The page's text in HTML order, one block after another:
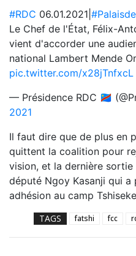
#RDC 06.01.2021|
Le Chef de l'État, Félix-
vient d'accorder une
national Lambert Mende
pic.twitter.com/x28jTnfxcL
— Présidence RDC 🇨🇩
2021
Il faut dire que de plus en
quittent la coalition pour
vision, et la dernière
député Ngoy Kasanji qui a
adhésion au camp
TAGS fatshi fcc